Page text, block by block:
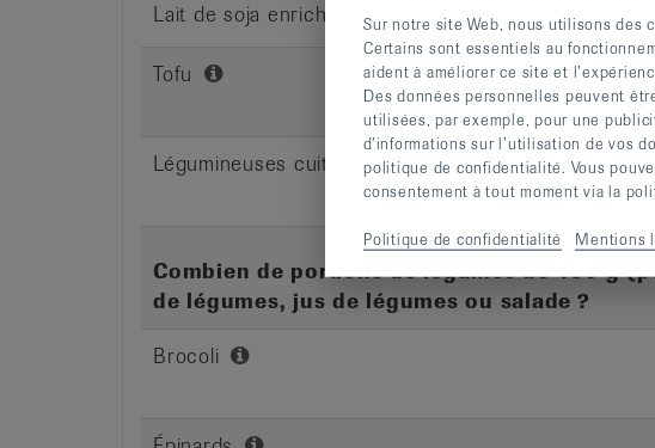
Lait de soja enrichi en calcium
Tofu
Légumineuses cuites, p. ex. pois chiches, lentilles,
Combien de portions de légumes de 150 g
de légumes, jus de légumes ou salade ?
Brocoli
Sur notre site Web, nous utilisons des
Certains sont essentiels au
aident à améliorer ce site et
Des données personnelles peuvent
utilisées, par exemple, pour une
d’informations sur l’utilisation de vos
politique de confidentialité. Vous
consentement à tout moment via la
Politique de confidentialité Mentions